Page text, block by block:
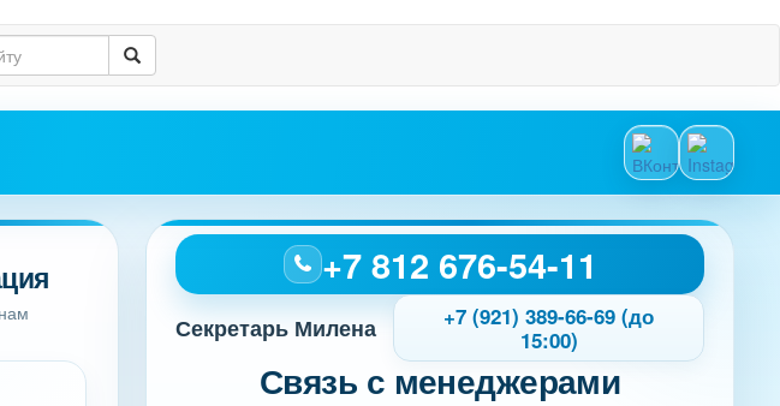
+7 812 676-54-11
Секретарь Милена
+7 (921) 389-66-69 (до
15:00)
Связь с менеджерами